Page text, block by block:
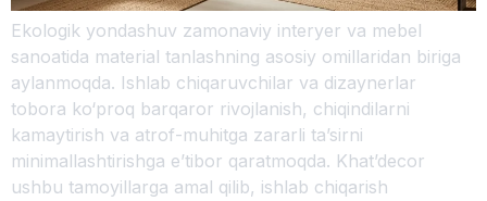
Ekologik yondashuv zamonaviy interyer va mebel
sanoatida material tanlashning asosiy omillaridan biriga
aylanmoqda. Ishlab chiqaruvchilar va dizaynerlar
tobora ko‘proq barqaror rivojlanish, chiqindilarni
kamaytirish va atrof-muhitga zararli ta’sirni
minimallashtirishga e’tibor qaratmoqda. Khat’decor
ushbu tamoyillarga amal qilib, ishlab chiqarish